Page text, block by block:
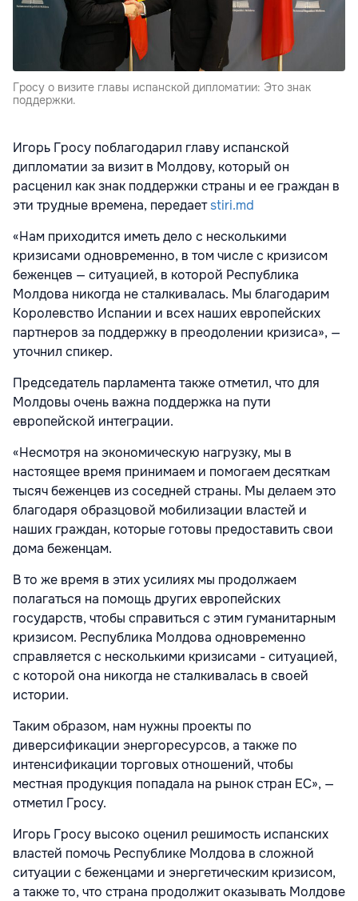
Гросу о визите главы испанской дипломатии: Это знак
поддержки.
Игорь Гросу поблагодарил главу испанской
дипломатии за визит в Молдову, который он
расценил как знак поддержки страны и ее граждан в
эти трудные времена, передаетstiri.md
«Нам приходится иметь дело с несколькими
кризисами одновременно, в том числе с кризисом
беженцев — ситуацией, в которой Республика
Молдова никогда не сталкивалась. Мы благодарим
Королевство Испании и всех наших европейских
партнеров за поддержку в преодолении кризиса», —
уточнил спикер.
Председатель парламента также отметил, что для
Молдовы очень важна поддержка на пути
европейской интеграции.
«Несмотря на экономическую нагрузку, мы в
настоящее время принимаем и помогаем десяткам
тысяч беженцев из соседней страны. Мы делаем это
благодаря образцовой мобилизации властей и
наших граждан, которые готовы предоставить свои
дома беженцам.
В то же время в этих усилиях мы продолжаем
полагаться на помощь других европейских
государств, чтобы справиться с этим гуманитарным
кризисом. Республика Молдова одновременно
справляется с несколькими кризисами - ситуацией,
с которой она никогда не сталкивалась в своей
истории.
Таким образом, нам нужны проекты по
диверсификации энергоресурсов, а также по
интенсификации торговых отношений, чтобы
местная продукция попадала на рынок стран ЕС», —
отметил Гросу.
Игорь Гросу высоко оценил решимость испанских
властей помочь Республике Молдова в сложной
ситуации с беженцами и энергетическим кризисом,
а также то, что страна продолжит оказывать Молдове